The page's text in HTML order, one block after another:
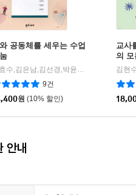
공동체를 세우는 수업
김효수,김은남,김선경,박윤환,손현탁 공저 |
9건
원 (10% 할인)
교사
의
안내